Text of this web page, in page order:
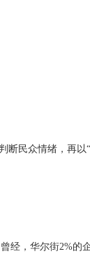
民众情绪，再以
经，华尔街2%的